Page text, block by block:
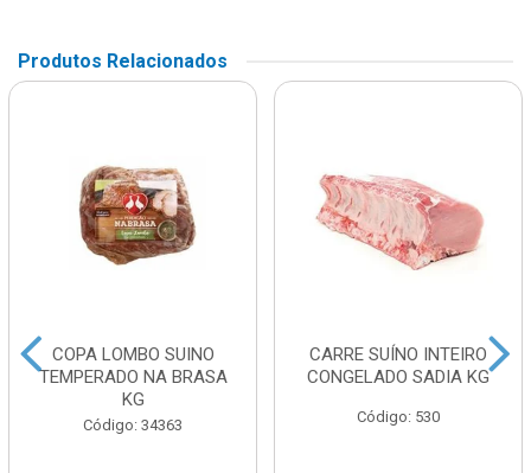
Produtos Relacionados
COPA LOMBO SUINO
TEMPERADO NA BRASA
KG
Código: 34363
CARRE SUÍNO INTEIRO
CONGELADO SADIA KG
Código: 530